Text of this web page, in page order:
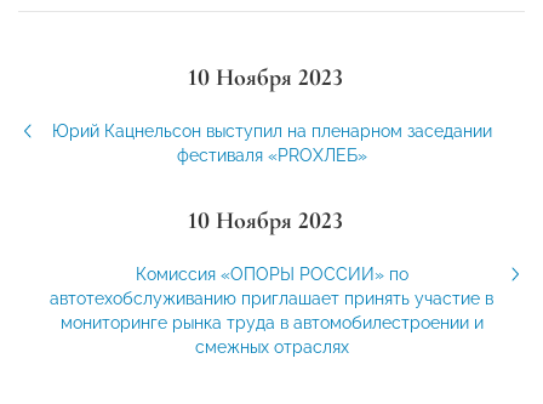
10 Ноября 2023
Юрий Кацнельсон выступил на пленарном заседании
фестиваля «PROХЛЕБ»
10 Ноября 2023
Комиссия «ОПОРЫ РОССИИ» по
автотехобслуживанию приглашает принять участие в
мониторинге рынка труда в автомобилестроении и
смежных отраслях